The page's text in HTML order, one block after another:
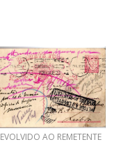
AO REMETENTE